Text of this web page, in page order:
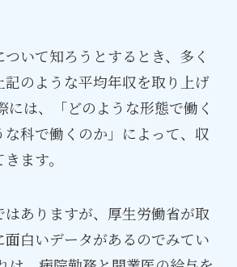
ついて知ろうとするとき、多く
記のような平均年収を取り上げ
には、「どのような形態で働く
な科で働くのか」によって、収
ます。
ありますが、厚生労働省が取
面白いデータがあるのでみてい